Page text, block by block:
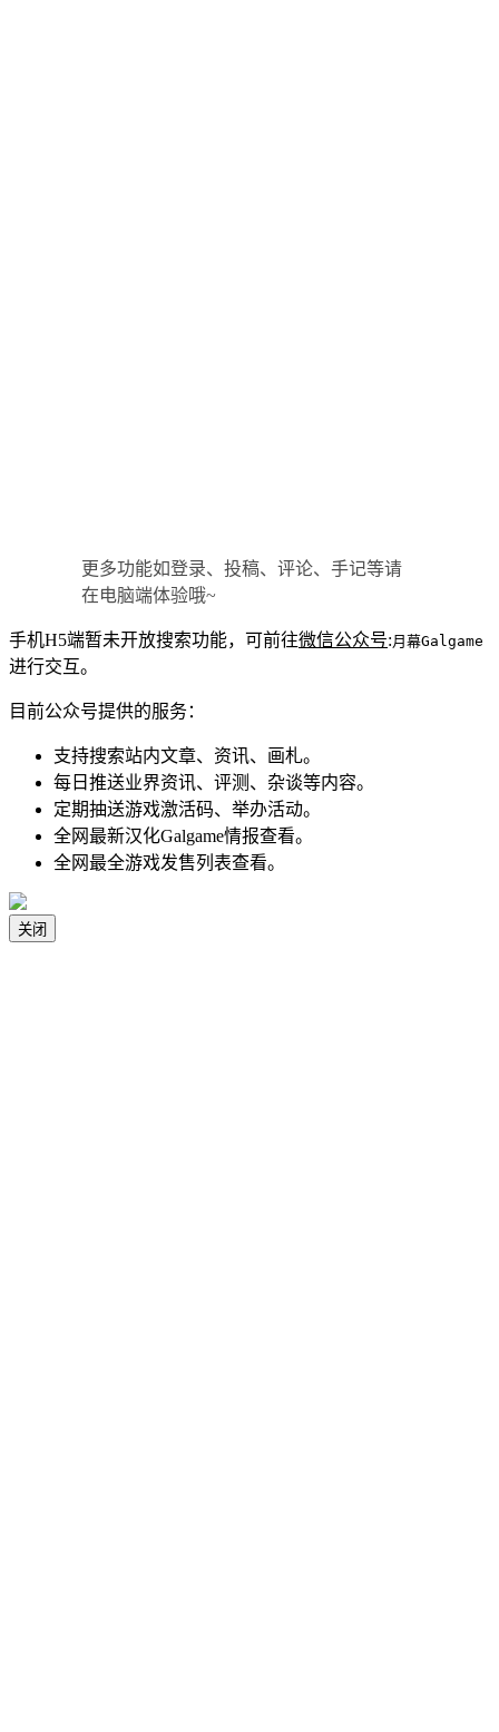
更多功能如登录、投稿、评论、手记等请
在电脑端体验哦~
手机H5端暂未开放搜索功能，可前往微信公众号:月幕Galgame
进行交互。
目前公众号提供的服务：
支持搜索站内文章、资讯、画札。
每日推送业界资讯、评测、杂谈等内容。
定期抽送游戏激活码、举办活动。
全网最新汉化Galgame情报查看。
全网最全游戏发售列表查看。
关闭